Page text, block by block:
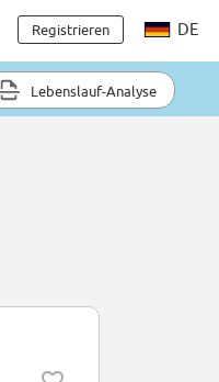
Registrieren DE
Lebenslauf-Analyse